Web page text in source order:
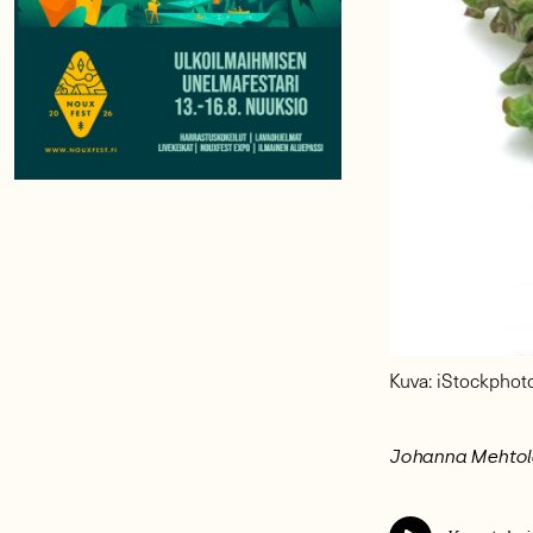
Kuva:
Johanna